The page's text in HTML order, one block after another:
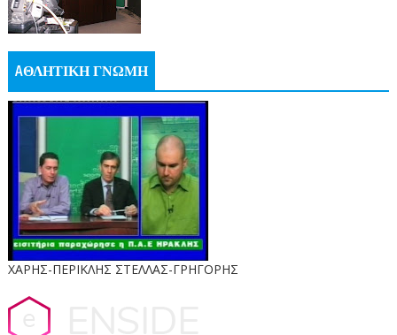
AΘΛΗΤΙΚΗ ΓΝΩΜΗ
ΧΑΡΗΣ-ΠΕΡΙΚΛΗΣ ΣΤΕΛΛΑΣ-ΓΡΗΓΟΡΗΣ